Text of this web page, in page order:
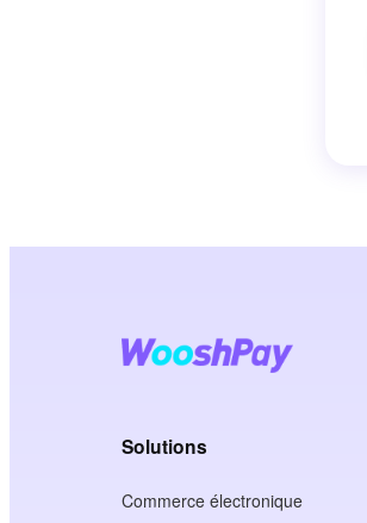
Solutions
Commerce électronique